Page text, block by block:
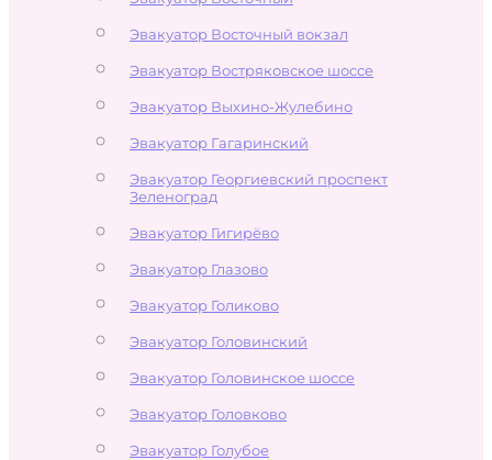
Эвакуатор Восточный вокзал
Эвакуатор Востряковское шоссе
Эвакуатор Выхино-Жулебино
Эвакуатор Гагаринский
Эвакуатор Георгиевский проспект
Зеленоград
Эвакуатор Гигирёво
Эвакуатор Глазово
Эвакуатор Голиково
Эвакуатор Головинский
Эвакуатор Головинское шоссе
Эвакуатор Головково
Эвакуатор Голубое